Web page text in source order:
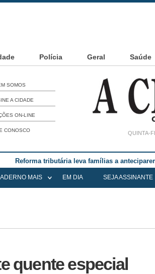
Polícia Geral Saúde
SOMOS
A CIDADE
ON-LINE
CONOSCO QUINTA-
Reforma tributária leva famílias a
MAIS EM DIA SEJA ASSINANTE
quente especial